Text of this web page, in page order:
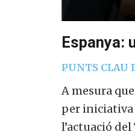
Espanya:
PUNTS CLAU
A mesura
per iniciativa
l’actuació